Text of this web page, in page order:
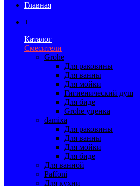
Главная
+
Каталог
Смесители
Grohe
Для раковины
Для ванны
Для мойки
Гигиенический душ
Для биде
Grohe уценка
damixa
Для раковины
Для ванны
Для мойки
Для биде
Для ванной
Paffoni
Для кухни